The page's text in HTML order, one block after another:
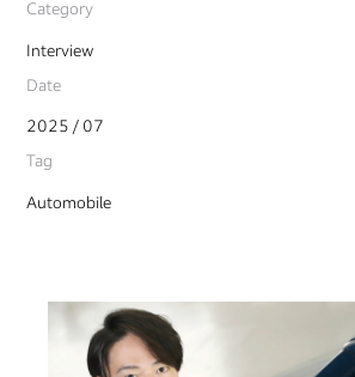
Category
Interview
Date
2025 / 07
Tag
Automobile